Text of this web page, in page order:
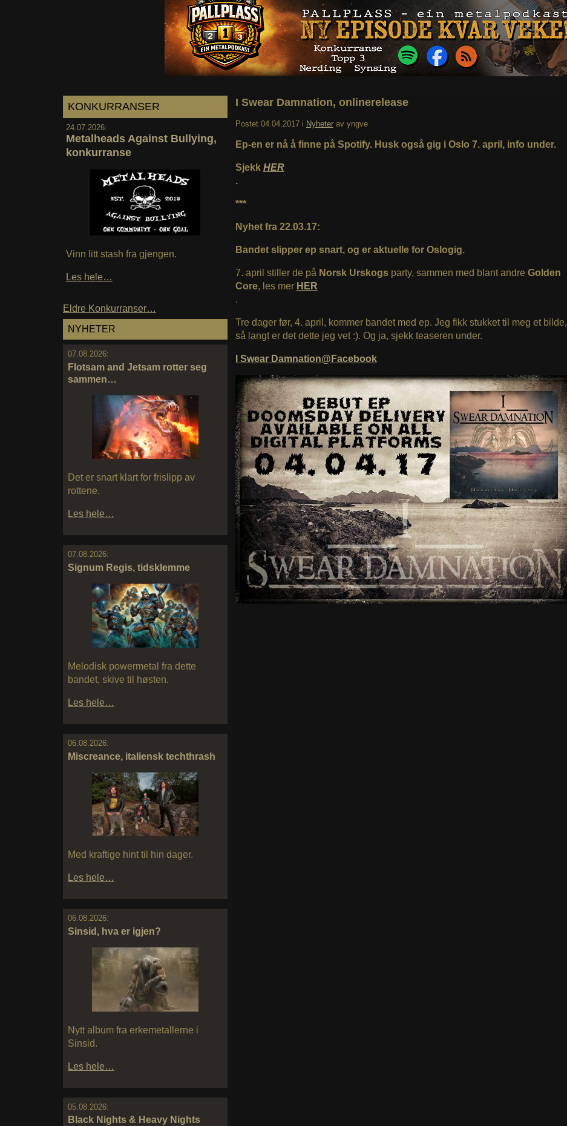
KONKURRANSER
24.07.2026:
Metalheads Against Bullying,
konkurranse
Vinn litt stash fra gjengen.
Les hele…
Eldre Konkurranser…
NYHETER
07.08.2026:
Flotsam and Jetsam rotter seg
sammen…
Det er snart klart for frislipp av
rottene.
Les hele…
07.08.2026:
Signum Regis, tidsklemme
Melodisk powermetal fra dette
bandet, skive til høsten.
Les hele…
06.08.2026:
Miscreance, italiensk techthrash
Med kraftige hint til hin dager.
Les hele…
06.08.2026:
Sinsid, hva er igjen?
Nytt album fra erkemetallerne i
Sinsid.
Les hele…
05.08.2026:
Black Nights & Heavy Nights
I Swear Damnation, onlinerelease
Postet 04.04.2017 i Nyheter av yngve
Ep-en er nå å finne på Spotify. Husk også gig i Oslo 7. april, info under.
Sjekk HER
.
***
Nyhet fra 22.03.17:
Bandet slipper ep snart, og er aktuelle for Oslogig.
7. april stiller de på Norsk Urskogsparty, sammen med blant andre Golden
Core, les mer HER
.
Tre dager før, 4. april, kommer bandet med ep. Jeg fikk stukket til meg et bilde,
så langt er det dette jeg vet :). Og ja, sjekk teaseren under.
I Swear Damnation@Facebook